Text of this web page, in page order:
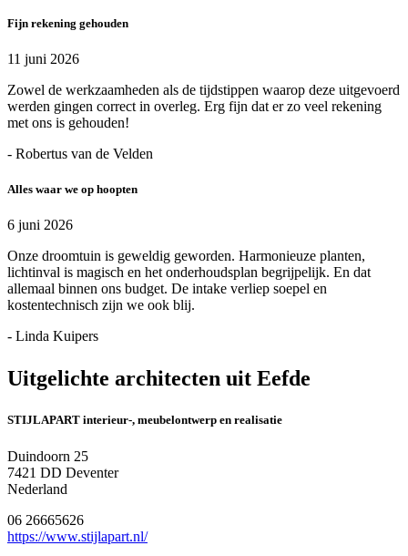
Fijn rekening gehouden
11 juni 2026
Zowel de werkzaamheden als de tijdstippen waarop deze uitgevoerd
werden gingen correct in overleg. Erg fijn dat er zo veel rekening
met ons is gehouden!
- Robertus van de Velden
Alles waar we op hoopten
6 juni 2026
Onze droomtuin is geweldig geworden. Harmonieuze planten,
lichtinval is magisch en het onderhoudsplan begrijpelijk. En dat
allemaal binnen ons budget. De intake verliep soepel en
kostentechnisch zijn we ook blij.
- Linda Kuipers
Uitgelichte architecten uit Eefde
STIJLAPART interieur-, meubelontwerp en realisatie
Duindoorn 25
7421 DD Deventer
Nederland
06 26665626
https://www.stijlapart.nl/